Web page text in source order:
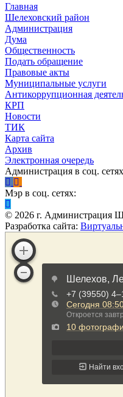
Главная
Шелеховский район
Администрация
Дума
Общественность
Подать обращение
Правовые акты
Муниципальные услуги
Антикоррупционная
КРП
Новости
ТИК
Карта сайта
Архив
Электронная очередь
Администрация в соц.
Мэр в соц. сетях:
© 2026 г. Администрация
Разработка сайта: